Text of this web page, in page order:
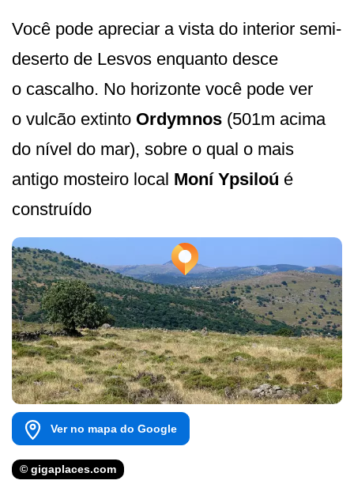
Você pode apreciar a vista do interior semi-
deserto de Lesvos enquanto desce
o cascalho. No horizonte você pode ver
o vulcão extinto Ordymnos (501m acima
do nível do mar), sobre o qual o mais
antigo mosteiro local Moní Ypsiloú é
construído
Ver no mapa do Google
© gigaplaces.com